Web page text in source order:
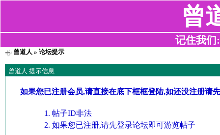
曾
记住我们
曾道人 » 论坛提示
曾道人 提示信息
如果您已注册会员,请直接在底下框框登陆,如还没注册请
帖子ID非法
如果您已注册,请先登录论坛即可游览帖子